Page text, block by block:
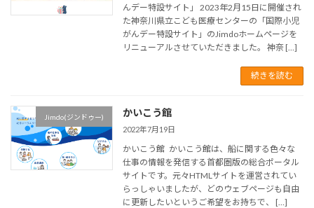
んデー特設サイト」 2023年2月15日に開催され
た神奈川県立こども医療センターの「国際小児
がんデー特設サイト」のJimdoホームページを
リニューアルさせていただきました。 神奈 […]
続きを読む
Jimdo(ジンドゥー) かいこう館
2022年7月19日
かいこう館 かいこう館は、船に関する色々な
仕事の情報を発信する首都圏版の総合ポータル
サイトです。元々HTMLサイトを運営されてい
らっしゃいましたが、どのウェブページも自由
に更新したいというご希望をお持ちで、 […]